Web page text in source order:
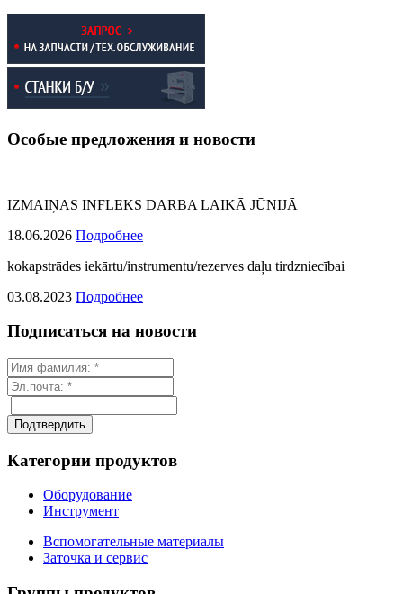
Особые предложения и новости
IZMAIŅAS INFLEKS DARBA LAIKĀ JŪNIJĀ
18.06.2026 Подробнее
kokapstrādes iekārtu/instrumentu/rezerves daļu tirdzniecībai
03.08.2023 Подробнее
Подписаться на новости
Категории продуктов
Оборудование
Инструмент
Вспомогательные материалы
Заточка и сервис